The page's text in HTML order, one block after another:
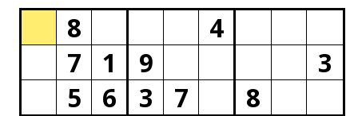
8
4
7
1 9
3
5
6 3 7
8